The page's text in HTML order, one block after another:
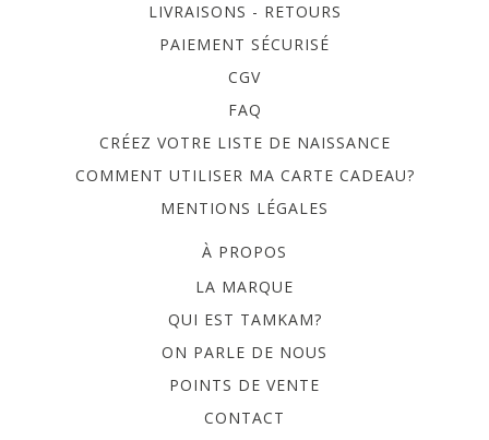
LIVRAISONS - RETOURS
PAIEMENT SÉCURISÉ
CGV
FAQ
CRÉEZ VOTRE LISTE DE NAISSANCE
COMMENT UTILISER MA CARTE CADEAU?
MENTIONS LÉGALES
À PROPOS
LA MARQUE
QUI EST TAMKAM?
ON PARLE DE NOUS
POINTS DE VENTE
CONTACT